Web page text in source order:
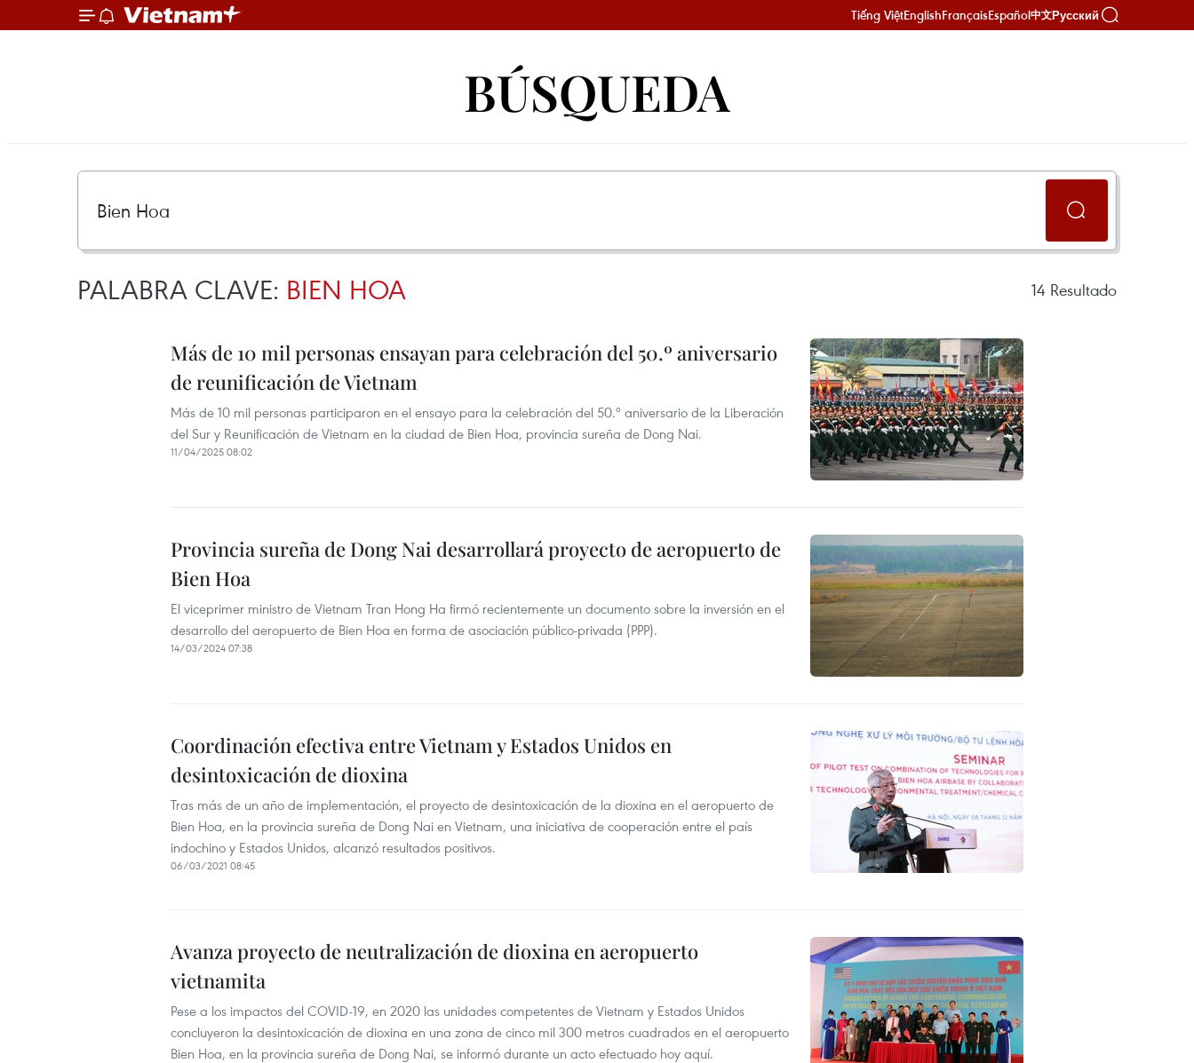
Tiếng ViệtEnglishFrançaisEspañol中文Русский
BÚSQUEDA
PALABRA CLAVE: BIEN HOA 14 Resultado
Más de 10 mil personas ensayan para celebración del 50.º aniversario
de reunificación de Vietnam
Más de 10 mil personas participaron en el ensayo para la celebración del 50.º aniversario de la Liberación
del Sur y Reunificación de Vietnam en la ciudad de Bien Hoa, provincia sureña de Dong Nai.
11/04/2025 08:02
Provincia sureña de Dong Nai desarrollará proyecto de aeropuerto de
Bien Hoa
El viceprimer ministro de Vietnam Tran Hong Ha firmó recientemente un documento sobre la inversión en el
desarrollo del aeropuerto de Bien Hoa en forma de asociación público-privada (PPP).
14/03/2024 07:38
Coordinación efectiva entre Vietnam y Estados Unidos en
desintoxicación de dioxina
Tras más de un año de implementación, el proyecto de desintoxicación de la dioxina en el aeropuerto de
Bien Hoa, en la provincia sureña de Dong Nai en Vietnam, una iniciativa de cooperación entre el país
indochino y Estados Unidos, alcanzó resultados positivos.
06/03/2021 08:45
Avanza proyecto de neutralización de dioxina en aeropuerto
vietnamita
Pese a los impactos del COVID-19, en 2020 las unidades competentes de Vietnam y Estados Unidos
concluyeron la desintoxicación de dioxina en una zona de cinco mil 300 metros cuadrados en el aeropuerto
Bien Hoa, en la provincia sureña de Dong Nai, se informó durante un acto efectuado hoy aquí.